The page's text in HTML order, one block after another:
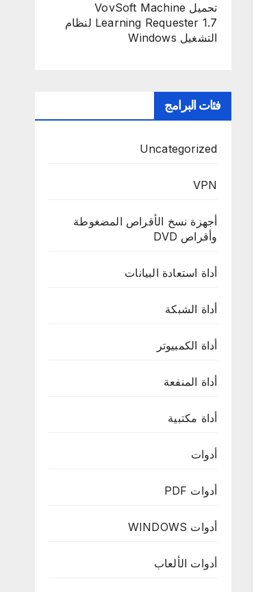
تحميل VovSoft Machine
Learning Requester 1.7 لنظام
التشغيل Windows
فئات البرامج
Uncategorized
VPN
أجهزة نسخ الأقراص المضغوطة
وأقراص DVD
أداة استعادة البيانات
أداة الشبكة
أداة الكمبيوتر
أداة المنفعة
أداة مكتبية
أدوات
أدوات PDF
أدوات WINDOWS
أدوات الألعاب